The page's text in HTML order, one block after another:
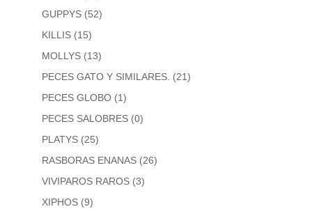
GUPPYS (52)
KILLIS (15)
MOLLYS (13)
PECES GATO Y SIMILARES. (21)
PECES GLOBO (1)
PECES SALOBRES (0)
PLATYS (25)
RASBORAS ENANAS (26)
VIVIPAROS RAROS (3)
XIPHOS (9)